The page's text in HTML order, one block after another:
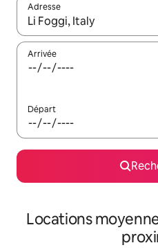
Adresse
Lorsque les résultats
Arrivée
Départ
Locations